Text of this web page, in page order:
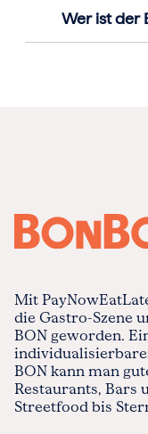
Wer ist der
Mit
die Gastro-Szene
BON geworden.
BON kann man
Restaurants, Bars
Streetfood bis